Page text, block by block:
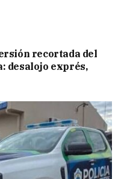
recortada del
desalojo exprés,